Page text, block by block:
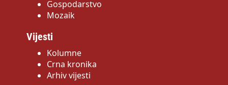
Gospodarstvo
Mozaik
Vijesti
Kolumne
Crna kronika
Arhiv vijesti